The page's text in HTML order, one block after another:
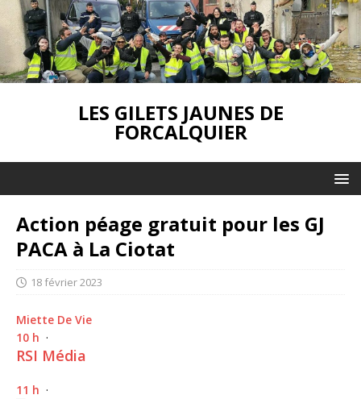
LES GILETS JAUNES DE
FORCALQUIER
Action péage gratuit pour les GJ
PACA à La Ciotat
18 février 2023
Miette De Vie
10 h ·
RSI Média
11 h ·